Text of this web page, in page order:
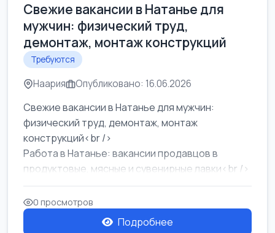
Свежие вакансии в Натанье для
мужчин: физический труд,
демонтаж, монтаж конструкций
Требуются
Наария Опубликовано: 16.06.2026
Свежие вакансии в Натанье для мужчин:
физический труд, демонтаж, монтаж
конструкций<br />
Работа в Натанье: вакансии продавцов в
продуктовые, мясные и сувенирные лавки<br />
Разнорабочий на сборку м...
0 просмотров
Подробнее